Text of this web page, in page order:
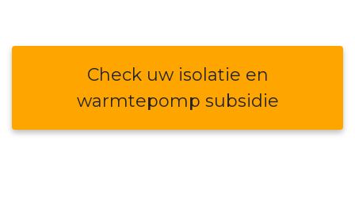
Check uw isolatie en
warmtepomp subsidie